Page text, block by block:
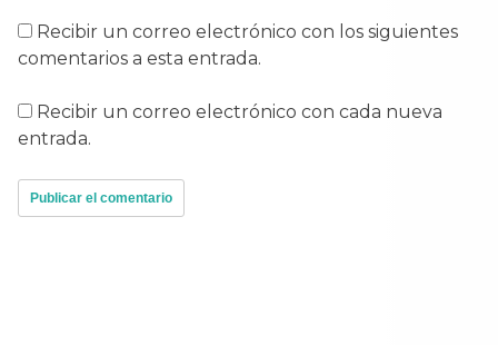
Recibir un correo electrónico con los siguientes
comentarios a esta entrada.
Recibir un correo electrónico con cada nueva
entrada.